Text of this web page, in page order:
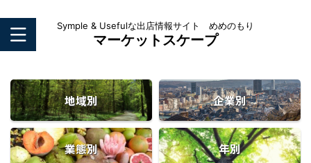
Symple & Usefulな出店情報サイト めめのもり
マーケットスケープ
地域別 企業別
業態別 年別